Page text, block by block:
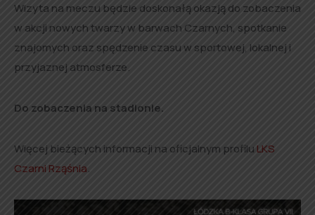
Wizyta na meczu będzie doskonałą okazją do zobaczenia
w akcji nowych twarzy w barwach Czarnych, spotkanie
znajomych oraz spędzenie czasu w sportowej, lokalnej i
przyjaznej atmosferze.
Do zobaczenia na stadionie.
Więcej bieżących informacji na oficjalnym profiluLKS
Czarni Rząśnia.